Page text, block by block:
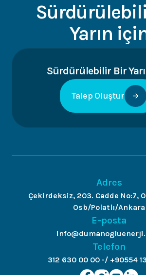
Yarın
Sürdürülebilir Bir
Talep Oluştur
Adres
Çekirdeksiz, 203. Cadde No:7,
Osb/Polatlı/Ankara
E-posta
Telefon
312 630 00 00 -/ +90554